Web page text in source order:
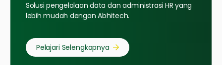
Solusi pengelolaan data dan administrasi HR yang
lebih mudah dengan Abhitech.
Pelajari Selengkapnya